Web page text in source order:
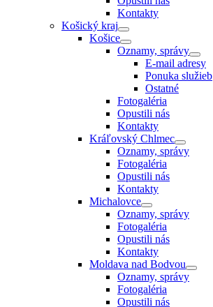
Kontakty
Košický kraj
Košice
Oznamy, správy
E-mail adresy
Ponuka služieb
Ostatné
Fotogaléria
Opustili nás
Kontakty
Kráľovský Chlmec
Oznamy, správy
Fotogaléria
Opustili nás
Kontakty
Michalovce
Oznamy, správy
Fotogaléria
Opustili nás
Kontakty
Moldava nad Bodvou
Oznamy, správy
Fotogaléria
Opustili nás